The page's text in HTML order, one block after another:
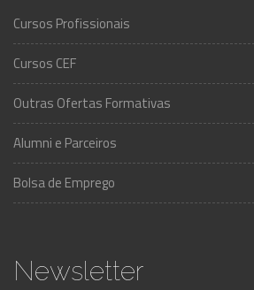
Cursos Profissionais
Cursos CEF
Outras Ofertas Formativas
Alumni e Parceiros
Bolsa de Emprego
Newsletter